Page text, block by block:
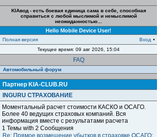
KIAвод - есть боевая единица сама в себе, способная
справиться с любой мыслимой и немыслимой
неожиданностью...
Hello Mobile Device User!
Полная версия Вход •
Текущее время: 09 авг 2026, 15:04
FAQ
Автомобильный форум
Партнер KIA-CLUB.RU
INGURU СТРАХОВАНИЕ
Моментальный расчет стоимости КАСКО и ОСАГО.
Более 40 ведущих страховых компаний. Вся
информация вместе с результатами расчета
1 Темы with 2 Сообщения
Re: Прямое возмещение убытков в страховке ОСАГО: